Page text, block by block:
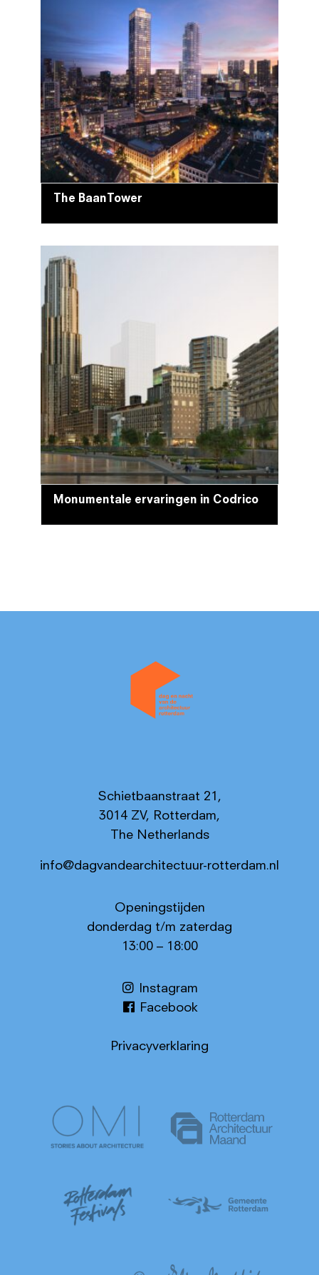
The BaanTower
Monumentale ervaringen in Codrico
Schietbaanstraat 21,
3014 ZV, Rotterdam,
The Netherlands
info@dagvandearchitectuur-rotterdam.nl
Openingstijden
donderdag t/m zaterdag
13:00 – 18:00
Instagram
Facebook
Privacyverklaring